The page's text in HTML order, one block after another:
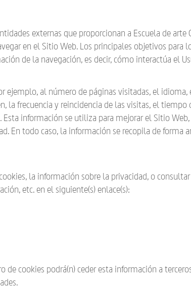
externas que proporcionan a Escuela de
en el Sitio Web. Los principales objetivos
de la navegación, es decir, cómo interactúa el
ejemplo, al número de páginas visitadas, el
la frecuencia y reincidencia de las visitas, el
información se utiliza para mejorar el Sitio
En todo caso, la información se recopila de forma
la información sobre la privacidad, o
etc. en el siguiente(s) enlace(s):
de cookies podrá(n) ceder esta información a